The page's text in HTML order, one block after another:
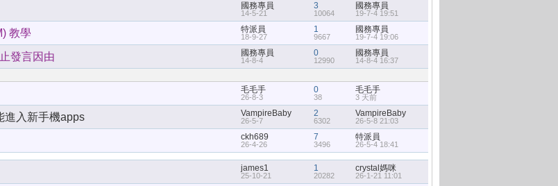
國務專員
14-5-21
3
10064
國務專員
19-7-4 19:51
教學 特派員
18-9-27
1
9667
國務專員
19-7-4 19:06
發言因由 國務專員
14-8-4
0
12990
國務專員
14-8-4 16:37
毛毛手
26-8-3
0
38
毛毛手
3 天前
進入新手機apps VampireBaby
26-5-7
2
6302
VampireBaby
26-5-8 21:03
ckh689
26-4-26
7
3496
特派員
26-5-4 18:41
james1
25-10-21
1
20282
crystal媽咪
26-1-21 11:01